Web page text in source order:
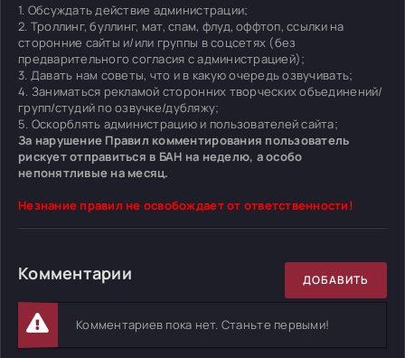
1. Обсуждать действие администрации;
2. Троллинг, буллинг, мат, спам, флуд, оффтоп, ссылки на
сторонние сайты и/или группы в соцсетях (без
предварительного согласия с администрацией);
3. Давать нам советы, что и в какую очередь озвучивать;
4. Заниматься рекламой сторонних творческих объединений/
групп/студий по озвучке/дубляжу;
5. Оскорблять администрацию и пользователей сайта;
За нарушение Правил комментирования пользователь
рискует отправиться в БАН на неделю, а особо
непонятливые на месяц.
Незнание правил не освобождает от ответственности!
Комментарии ДОБАВИТЬ
Комментариев пока нет. Станьте первыми!